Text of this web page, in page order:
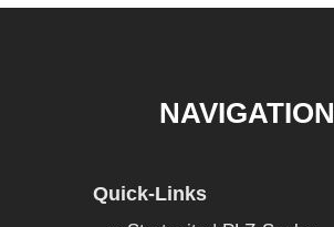
NAVIGATION
Quick-Links